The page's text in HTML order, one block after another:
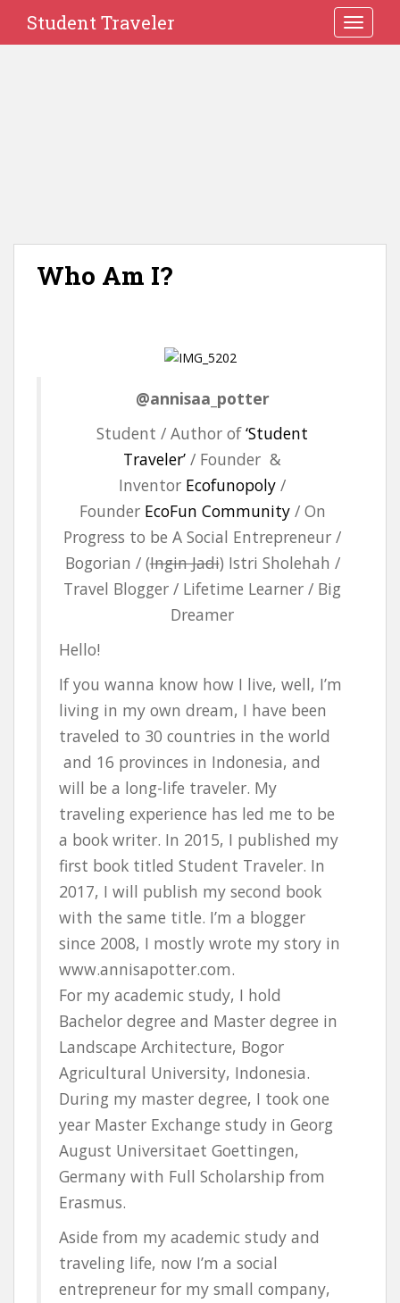
Student Traveler
Who Am I?
@annisaa_potter
Student / Author of‘Student
Traveler’ / Founder &
Inventor Ecofunopoly /
Founder EcoFun Community/ On
Progress to be A Social Entrepreneur /
Bogorian / (Ingin Jadi) Istri Sholehah /
Travel Blogger / Lifetime Learner / Big
Dreamer
Hello!
If you wanna know how I live, well, I’m
living in my own dream, I have been
traveled to 30 countries in the world
and 16 provinces in Indonesia, and
will be a long-life traveler. My
traveling experience has led me to be
a book writer. In 2015, I published my
first book titled Student Traveler. In
2017, I will publish my second book
with the same title. I’m a blogger
since 2008, I mostly wrote my story in
www.annisapotter.com.
For my academic study, I hold
Bachelor degree and Master degree in
Landscape Architecture, Bogor
Agricultural University, Indonesia.
During my master degree, I took one
year Master Exchange study in Georg
August Universitaet Goettingen,
Germany with Full Scholarship from
Erasmus.
Aside from my academic study and
traveling life, now I’m a social
entrepreneur for my small company,